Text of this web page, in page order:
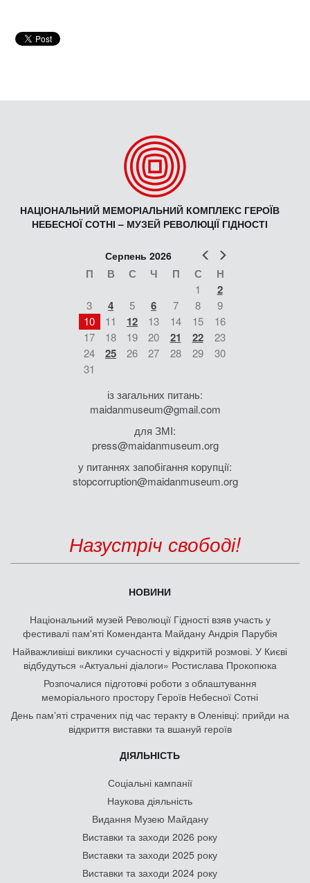
НАЦІОНАЛЬНИЙ МЕМОРІАЛЬНИЙ КОМПЛЕКС ГЕРОЇВ
НЕБЕСНОЇ СОТНІ – МУЗЕЙ РЕВОЛЮЦІЇ ГІДНОСТІ
Попер
Серпень 2026
П В С Ч П С Н
1 2
3 4 5 6 7 8
9
10
11 12 13 14 15
16
17
18 19 20 21 22
23
24
25 26 27 28 29
30
31
із загальних питань:
maidanmuseum@gmail.com
для ЗМІ:
press@maidanmuseum.org
у питаннях запобігання корупції:
stopcorruption@maidanmuseum.org
Назустріч свободі!
НОВИНИ
Національний музей Революції Гідності взяв участь у
фестивалі пам'яті Коменданта Майдану Андрія Парубія
Найважливіші виклики сучасності у відкритій розмові. У Києві
відбудуться «Актуальні діалоги» Ростислава Прокопюка
Розпочалися підготовчі роботи з облаштування
меморіального простору Героїв Небесної Сотні
День памʼяті страчених під час теракту в Оленівці: прийди на
відкриття виставки та вшануй героїв
ДІЯЛЬНІСТЬ
Соціальні кампанії
Наукова діяльність
Видання Музею Майдану
Виставки та заходи 2026 року
Виставки та заходи 2025 року
Виставки та заходи 2024 року